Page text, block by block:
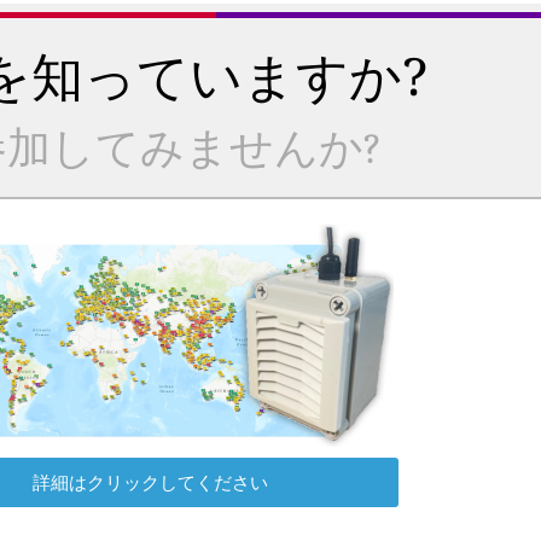
知っていますか?
してみませんか?
詳細はクリックしてください